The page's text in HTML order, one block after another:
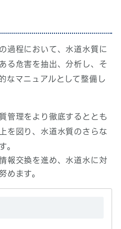
過程において、水道水質に
る危害を抽出、分析し、そ
なマニュアルとして整備し
管理をより徹底するととも
を図り、水道水質のさらな
。
報交換を進め、水道水に対
めます。